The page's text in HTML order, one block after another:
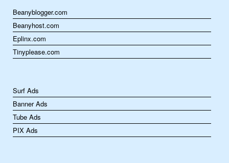
Beanyblogger.com
Beanyhost.com
Eplinx.com
Tinyplease.com
Surf Ads
Banner Ads
Tube Ads
PIX Ads